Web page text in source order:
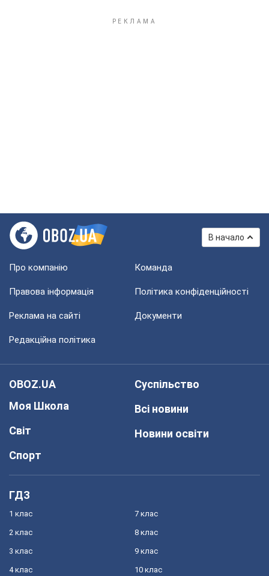
В начало
Про компанію Команда
Правова інформація Політика конфіденційності
Реклама на сайті Документи
Редакційна політика
OBOZ.UA
Моя Школа
Світ
Спорт
Суспільство
Всі новини
Новини освіти
ГДЗ
1 клас
2 клас
3 клас
4 клас
7 клас
8 клас
9 клас
10 клас